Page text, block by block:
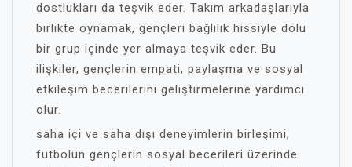
dostlukları da teşvik eder. Takım arkadaşlarıyla
birlikte oynamak, gençleri bağlılık hissiyle dolu
bir grup içinde yer almaya teşvik eder. Bu
ilişkiler, gençlerin empati, paylaşma ve sosyal
etkileşim becerilerini geliştirmelerine yardımcı
olur.
saha içi ve saha dışı deneyimlerin birleşimi,
futbolun gençlerin sosyal becerileri üzerinde